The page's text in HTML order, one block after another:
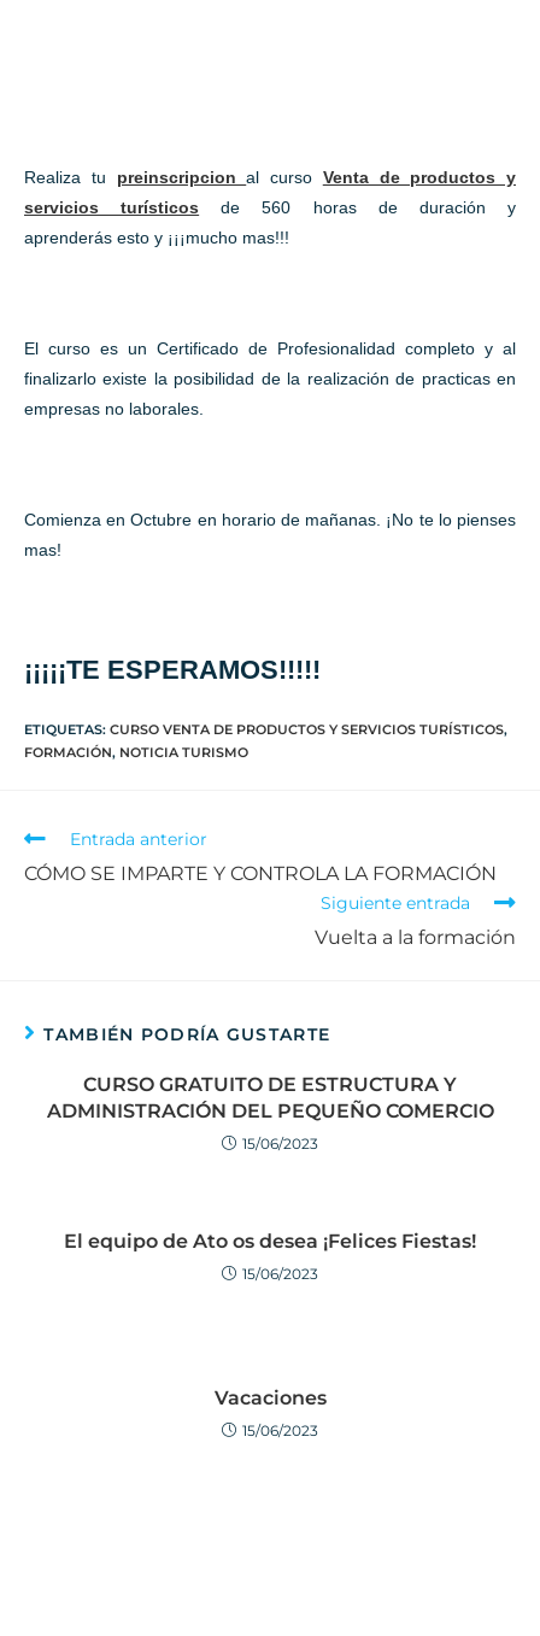
Realiza tu preinscripcional curso Venta de productos y
servicios turísticos de 560 horas de duración y
aprenderás esto y ¡¡¡mucho mas!!!
El curso es un Certificado de Profesionalidad completo y al
finalizarlo existe la posibilidad de la realización de practicas en
empresas no laborales.
Comienza en Octubre en horario de mañanas. ¡No te lo pienses
mas!
¡¡¡¡¡TE ESPERAMOS!!!!!
ETIQUETAS: CURSO VENTA DE PRODUCTOS Y SERVICIOS TURÍSTICOS,
FORMACIÓN, NOTICIA TURISMO
Entrada anterior
CÓMO SE IMPARTE Y CONTROLA LA FORMACIÓN
Siguiente entrada
Vuelta a la formación
TAMBIÉN PODRÍA GUSTARTE
CURSO GRATUITO DE ESTRUCTURA Y
ADMINISTRACIÓN DEL PEQUEÑO COMERCIO
15/06/2023
El equipo de Ato os desea ¡Felices Fiestas!
15/06/2023
Vacaciones
15/06/2023